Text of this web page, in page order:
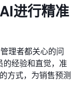
进行精准
理者都关心的问
经验和直觉，准
方式，为销售预测